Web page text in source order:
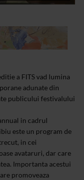
a FITS vad lumina
adunate din
publicului festivalului
in cadrul
este un program de
in cei
avataruri, dar care
Importanta acestui
promoveaza